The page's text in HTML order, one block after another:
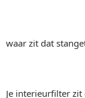
waar zit dat
Je interieurfilter